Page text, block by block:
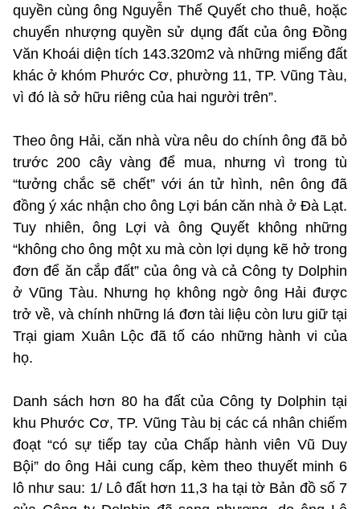
quyền cùng ông Nguyễn Thế Quyết cho thuê, hoặc
chuyển nhượng quyền sử dụng đất của ông Đồng
Văn Khoái diện tích 143.320m2 và những miếng đất
khác ở khóm Phước Cơ, phường 11, TP. Vũng Tàu,
vì đó là sở hữu riêng của hai người trên”.
Theo ông Hải, căn nhà vừa nêu do chính ông đã bỏ
trước 200 cây vàng để mua, nhưng vì trong tù
“tưởng chắc sẽ chết” với án tử hình, nên ông đã
đồng ý xác nhận cho ông Lợi bán căn nhà ở Đà Lạt.
Tuy nhiên, ông Lợi và ông Quyết không những
“không cho ông một xu mà còn lợi dụng kẽ hở trong
đơn để ăn cắp đất” của ông và cả Công ty Dolphin
ở Vũng Tàu. Nhưng họ không ngờ ông Hải được
trở về, và chính những lá đơn tài liệu còn lưu giữ tại
Trại giam Xuân Lộc đã tố cáo những hành vi của
họ.
Danh sách hơn 80 ha đất của Công ty Dolphin tại
khu Phước Cơ, TP. Vũng Tàu bị các cá nhân chiếm
đoạt “có sự tiếp tay của Chấp hành viên Vũ Duy
Bội” do ông Hải cung cấp, kèm theo thuyết minh 6
lô như sau: 1/ Lô đất hơn 11,3 ha tại tờ Bản đồ số 7